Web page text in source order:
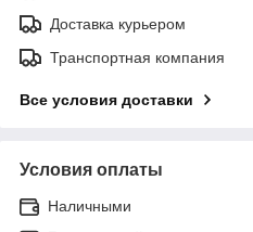
Доставка курьером
Транспортная компания
Все условия доставки
Условия оплаты
Наличными